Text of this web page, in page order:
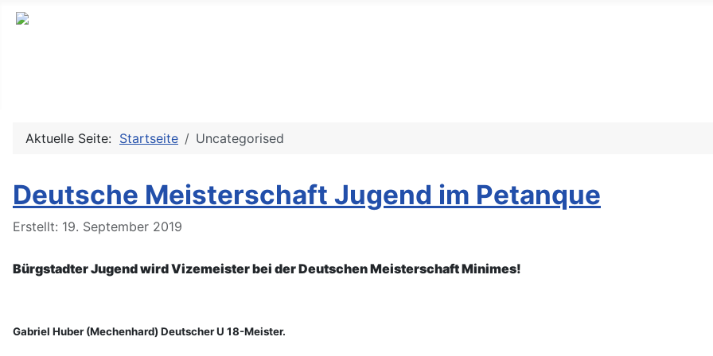
Aktuelle Seite: Startseite Uncategorised
Deutsche Meisterschaft Jugend im Petanque
Details
Erstellt: 19. September 2019
Bürgstadter Jugend wird Vizemeister bei der Deutschen Meisterschaft Minimes!
Gabriel Huber (Mechenhard) Deutscher U 18-Meister.